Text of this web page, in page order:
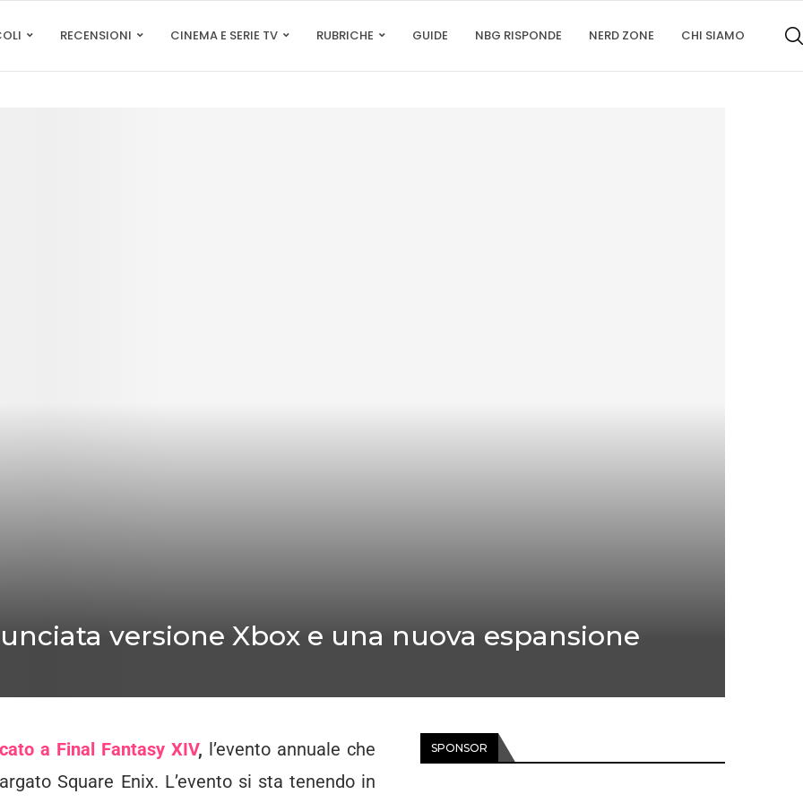
RECENSIONI CINEMA E SERIE TV RUBRICHE GUIDE NBG RISPONDE NERD ZONE CHI SIAMO
versione Xbox e una nuova espansione
a Final Fantasy XIV, l’evento annuale che
Square Enix. L’evento si sta tenendo in
SPONSOR